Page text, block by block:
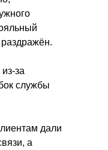
раздражён.
за
службы
дали
а